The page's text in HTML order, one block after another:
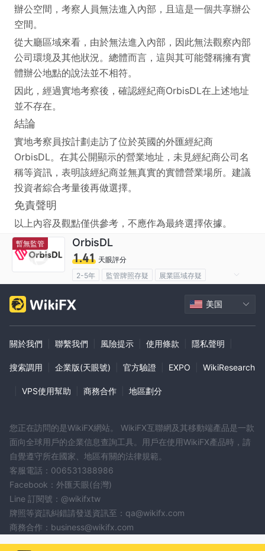
辦公空間，考察人員無法進入內部，且這是一個共享辦公
空間。
從大廳區域來看，由於無法進入內部，因此無法觀察內部
公司環境及其他狀況。總體而言，這與其可能聲稱擁有實
體辦公地點的說法並不相符。
因此，經過實地考察後，確認經紀商OrbisDL在上述地址
並不存在。
結論
實地考察員按計劃走訪了位於英國的外匯經紀商
OrbisDL。在其公開顯示的營業地址，未見經紀商公司名
稱等資訊，表明該經紀商並無真實的實體營業場所。建議
投資者綜合考量後再做選擇。
免責聲明
以上內容及觀點僅供參考，不應作為最終選擇依據。
暫無監管 OrbisDL
1.41 天眼評分
2-5年
監管牌照存疑
展業區域存疑
美国
關於我們 聯繫我們 風險提示 使用條款 隱私聲明
搜索調用 企業版(天眼號) 官方驗證 EXPO WikiResearch
VPS使用幫助 商務合作 地區劃分
您正在訪問的是WikiFX網站。 WikiFX互聯網及其移動端產品是一款
面向全球用戶的企業信息查詢工具。用戶在使用WikiFX產品時，請
自覺遵守所在國家、地區有關的法律規範。
客服電話：006531388986
Facebook：外匯天眼(台灣)
Line 訂閱號：@wikifxtw
牌照等資訊糾錯請發送資訊至：qa@wikifx.com
商務合作：business@wikifx.com